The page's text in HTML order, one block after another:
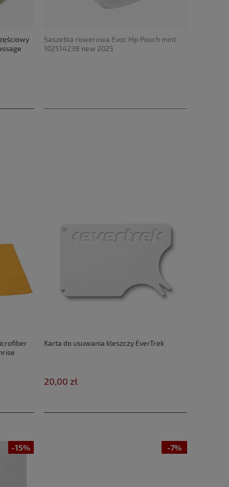
Saszetka rowerowa Evoc Hip Pouch mint
102514238 new 2025
Karta do usuwania kleszczy EverTrek
20,00 zł
-15% -7%